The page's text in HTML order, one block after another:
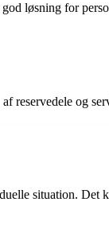
løsning for
reservedele og
situation. Det